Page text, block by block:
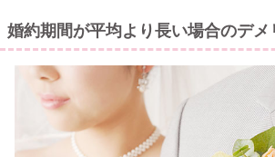
婚約期間が平均より長い場合のデメ